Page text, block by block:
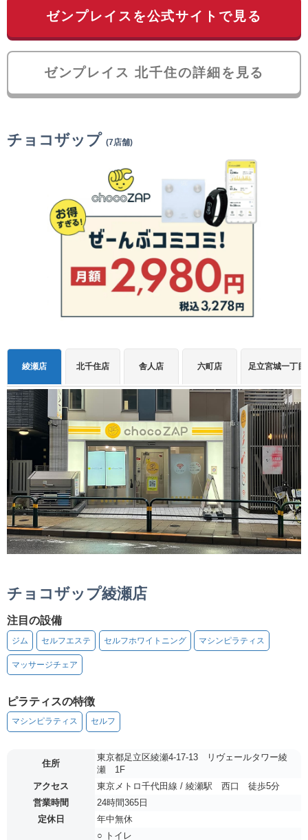
ゼンプレイスを公式サイトで見る
ゼンプレイス 北千住の詳細を見る
チョコザップ (7店舗)
綾瀬店 北千住店 舎人店 六町店 足立宮城一丁目
チョコザップ綾瀬店
注目の設備
ジム セルフエステ セルフホワイトニング マシンピラティス
マッサージチェア
ピラティスの特徴
マシンピラティス セルフ
住所
東京都足立区綾瀬4-17-13 リヴェールタワー綾
瀬 1F
アクセス
東京メトロ千代田線 / 綾瀬駅 西口 徒歩5分
営業時間
24時間365日
定休日
年中無休
○ トイレ